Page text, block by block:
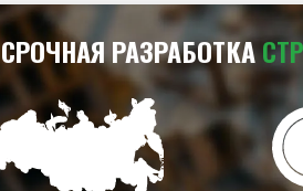
СРОЧНАЯ РАЗРАБОТКА